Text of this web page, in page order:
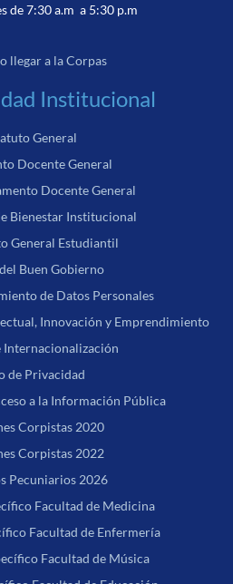
de 7:30 a.m a 5:30 p.m
llegar a la Corpas
Institucional
General
Docente General
Docente General
Bienestar Institucional
General Estudiantil
Buen Gobierno
de Datos Personales
Innovación y Emprendimiento
Internacionalización
de Privacidad
a la Información Pública
Corpistas 2020
Corpistas 2022
Pecuniarios 2026
Facultad de Medicina
Facultad de Enfermería
Facultad de Música